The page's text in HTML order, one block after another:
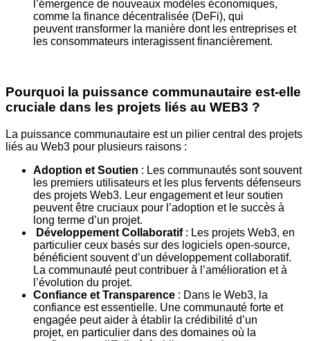
l’émergence de nouveaux modèles économiques,
comme la finance décentralisée (DeFi), qui
peuventtransformer la manière dont les entreprises et
les consommateurs interagissent financièrement.
Pourquoi la puissance communautaire est-elle
cruciale dans les projets liés au WEB3 ?
La puissance communautaire est un pilier central des projets
liés au Web3 pour plusieurs raisons :
Adoption et Soutien : Les communautés sont souvent
les premiers utilisateurs et les plus fervents défenseurs
des projets Web3. Leur engagement et leur soutien
peuvent être cruciaux pour l’adoption et le succès à
long terme d’un projet.
Développement Collaboratif: Les projets Web3, en
particulier ceux basés sur des logiciels open-source,
bénéficient souvent d’un développement collaboratif.
La communauté peut contribuer à l’amélioration et à
l’évolution du projet.
Confiance et Transparence : Dans le Web3, la
confiance est essentielle. Une communauté forte et
engagée peut aider à établir la crédibilité d’un
projet, en particulier dans des domaines où la